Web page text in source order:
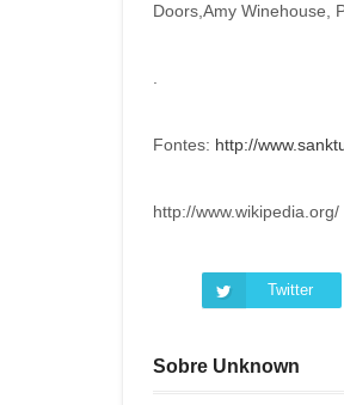
Doors,Amy Winehouse,
Fontes: http://
http://www.wikipedia.org/
Twitter
Sobre Unknown